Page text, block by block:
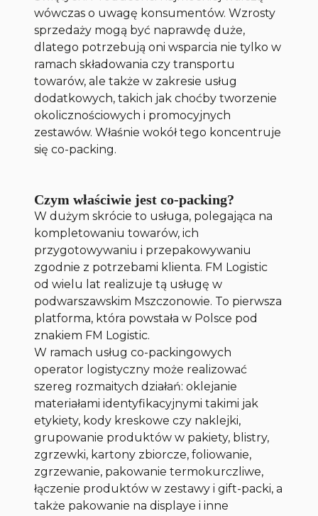
wówczas o uwagę konsumentów. Wzrosty
sprzedaży mogą być naprawdę duże,
dlatego potrzebują oni wsparcia nie tylko w
ramach składowania czy transportu
towarów, ale także w zakresie usług
dodatkowych, takich jak choćby tworzenie
okolicznościowych i promocyjnych
zestawów. Właśnie wokół tego koncentruje
się co-packing.
Czym właściwie jest co-packing?
W dużym skrócie to usługa, polegająca na
kompletowaniu towarów, ich
przygotowywaniu i przepakowywaniu
zgodnie z potrzebami klienta. FM Logistic
od wielu lat realizuje tą usługę w
podwarszawskim Mszczonowie. To pierwsza
platforma, która powstała w Polsce pod
znakiem FM Logistic.
W ramach usług co-packingowych
operator logistyczny może realizować
szereg rozmaitych działań: oklejanie
materiałami identyfikacyjnymi takimi jak
etykiety, kody kreskowe czy naklejki,
grupowanie produktów w pakiety, blistry,
zgrzewki, kartony zbiorcze, foliowanie,
zgrzewanie, pakowanie termokurczliwe,
łączenie produktów w zestawy i gift-packi, a
także pakowanie na displaye i inne